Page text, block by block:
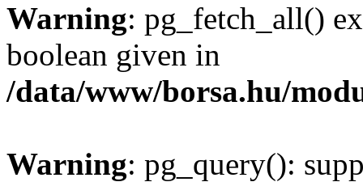
Warning: pg_fetch_all()
boolean given in
/data/www/borsa.hu/
Warning: pg_query():